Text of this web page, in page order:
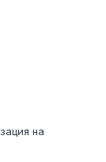
на